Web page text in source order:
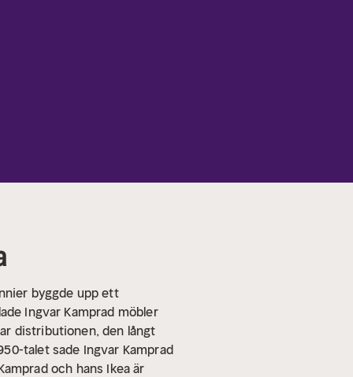
byggde upp ett
Ingvar Kamprad möbler
distributionen, den långt
talet sade Ingvar Kamprad
och hans Ikea är